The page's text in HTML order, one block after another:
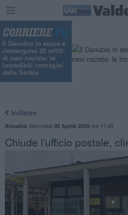
Il Danubio in secca e
riemergono 20 relitti
di navi naziste: le
incredibili immagini
dalla Serbia
Indietro
Attualità Mercoledì 02 Aprile 2025ore 11:45
Chiude l'ufficio postale,